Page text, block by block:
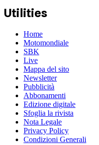
Utilities
Home
Motomondiale
SBK
Live
Mappa del sito
Newsletter
Pubblicità
Abbonamenti
Edizione digitale
Sfoglia la rivista
Nota Legale
Privacy Policy
Condizioni Generali